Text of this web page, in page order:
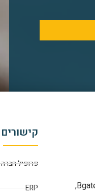
Bgate פתרונות תוכנה, מפתחת משווקת ומיישמת את תוכנת Bgate-ERP,
קישורים
פרופיל חברה
ERP